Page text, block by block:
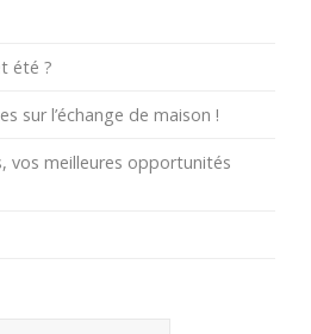
été ?
sur l’échange de maison !
vos meilleures opportunités